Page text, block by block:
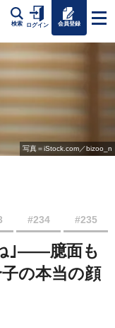
検索 ログイン 会員登録
写真＝iStock.com／bizoo_n
#234 #235
｣――臆面も
の本当の顔